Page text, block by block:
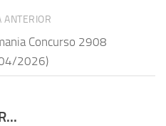
ANTERIOR
Concurso 2908
2026)